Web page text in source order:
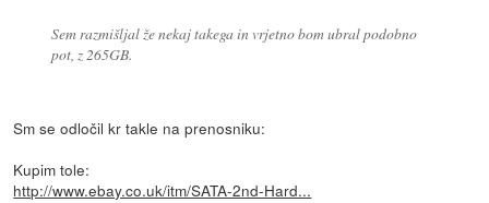
Sem razmišljal že nekaj takega in vrjetno bom ubral podobno
pot, z 265GB.
Sm se odločil kr takle na prenosniku:
Kupim tole:
http://www.ebay.co.uk/itm/SATA-2nd-Hard...